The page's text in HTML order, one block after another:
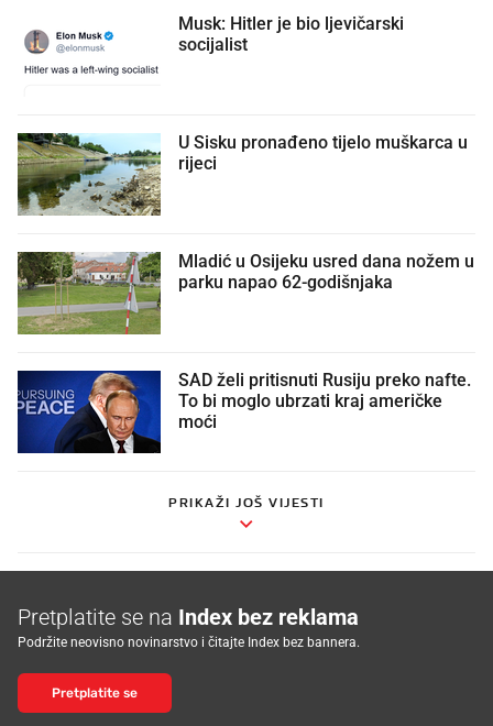
Musk: Hitler je bio ljevičarski
socijalist
U Sisku pronađeno tijelo muškarca u
rijeci
Mladić u Osijeku usred dana nožem u
parku napao 62-godišnjaka
SAD želi pritisnuti Rusiju preko nafte.
To bi moglo ubrzati kraj američke
moći
PRIKAŽI JOŠ VIJESTI
Pretplatite se na Index bez reklama
Podržite neovisno novinarstvo i čitajte Index bez bannera.
Pretplatite se